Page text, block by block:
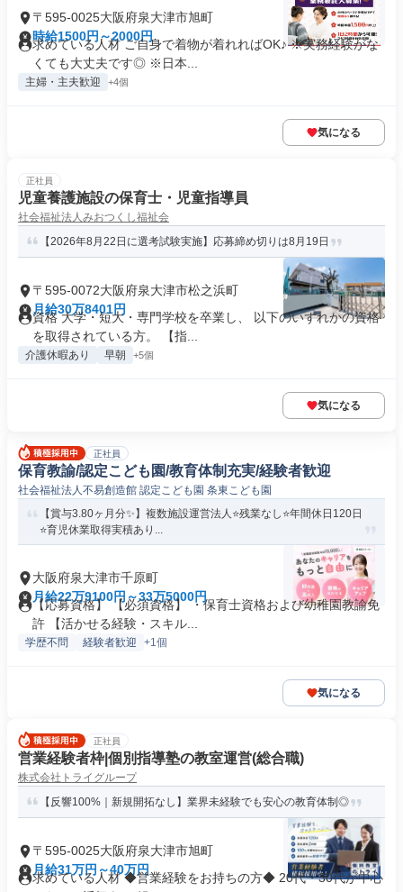
〒595-0025大阪府泉大津市旭町
時給1500円～2000円
求めている人材 ご自身で着物が着れればOK♪ ※実務経験がな
くても大丈夫です◎ ※日本...
主婦・主夫歓迎 +4個
気になる
正社員
児童養護施設の保育士・児童指導員
社会福祉法人みおつくし福祉会
【2026年8月22日に選考試験実施】応募締め切りは8月19日
〒595-0072大阪府泉大津市松之浜町
月給30万8401円
資格 大学・短大・専門学校を卒業し、 以下のいずれかの資格
を取得されている方。 【指...
介護休暇あり 早朝 +5個
気になる
正社員
保育教諭/認定こども園/教育体制充実/経験者歓迎
社会福祉法人不易創造館 認定こども園 条東こども園
【賞与3.80ヶ月分✨】複数施設運営法人⭐残業なし⭐年間休日120日
⭐育児休業取得実積あり...
大阪府泉大津市千原町
月給22万9100円～33万5000円
【応募資格】 【必須資格】 ・保育士資格および幼稚園教諭免
許 【活かせる経験・スキル...
学歴不問 経験者歓迎 +1個
気になる
正社員
営業経験者枠|個別指導塾の教室運営(総合職)
株式会社トライグループ
【反響100%｜新規開拓なし】業界未経験でも安心の教育体制◎
〒595-0025大阪府泉大津市旭町
月給31万円～40万円
求めている人材 ◆営業経験をお持ちの方◆ 20代・30代が中心